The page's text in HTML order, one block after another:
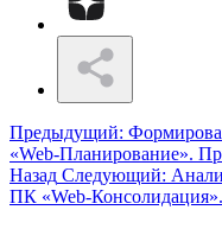
Предыдущий:
«Web-Планирование».
Назад Следующий:
ПК «Web-